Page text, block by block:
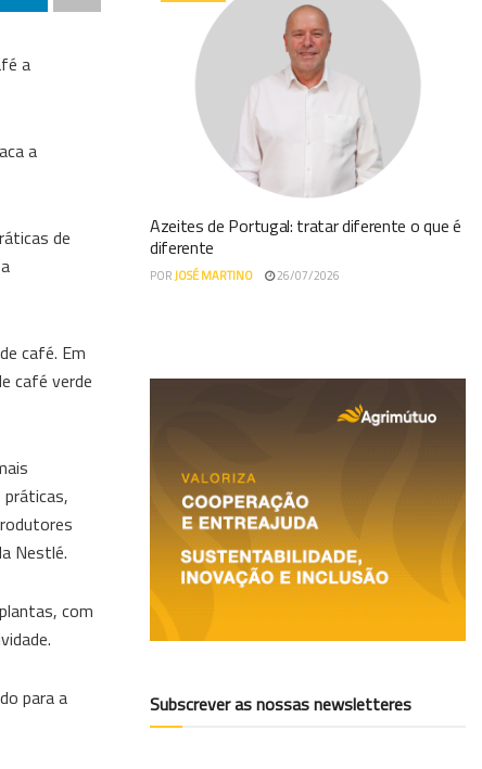
a
a
de
café. Em
café verde
Nestlé.
com
para a
Azeites de Portugal: tratar diferente o que é
diferente
PORJOSÉ MARTINO 26/07/2026
Subscrever as nossas newsletteres